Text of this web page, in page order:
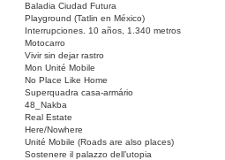
Baladia Ciudad Futura
Playground (Tatlin en México)
Interrupciones. 10 años, 1.340 metros
Motocarro
Vivir sin dejar rastro
Mon Unité Mobile
No Place Like Home
Superquadra casa-armário
48_Nakba
Real Estate
Here/Nowhere
Unité Mobile (Roads are also places)
Sostenere il palazzo dell’utopia